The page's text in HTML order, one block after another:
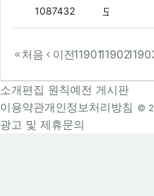
1087432
처음 이전1190111902
소개편집 원칙예전 게시판
이용약관개인정보처리방침
광고 및 제휴문의
©